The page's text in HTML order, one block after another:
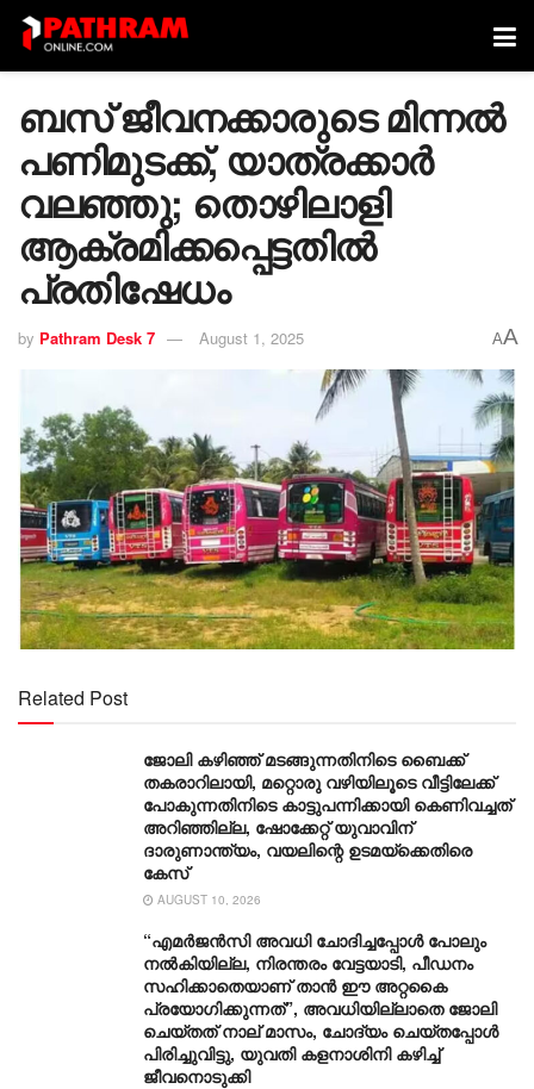
ബസ് ജീവനക്കാരുടെ മിന്നല്‍
പണിമുടക്ക്, യാത്രക്കാര്‍
വലഞ്ഞു; തൊഴിലാളി
ആക്രമിക്കപ്പെട്ടതിൽ
പ്രതിഷേധം
by Pathram Desk 7 August 1, 2025 AA
Related Post
ജോലി കഴിഞ്ഞ് മ‌ടങ്ങുന്നതിനിടെ ബൈക്ക്
തകരാറിലായി, മറ്റൊരു വഴിയിലൂടെ വീട്ടിലേക്ക്
പോകുന്നതിനിടെ കാട്ടുപന്നിക്കായി കെണിവച്ചത്
അറിഞ്ഞില്ല, ഷോക്കേറ്റ് യുവാവിന്
ദാരുണാന്ത്യം, വയലിന്റെ ഉടമയ്ക്കെതിരെ
കേസ്
AUGUST 10, 2026
“എമർജൻസി അവധി ചോദിച്ചപ്പോൾ പോലും
നല്‍കിയില്ല, നിരന്തരം വേട്ടയാടി, പീഡനം
സഹിക്കാതെയാണ് താൻ ഈ അറ്റകൈ
പ്രയോഗിക്കുന്നത്”, അവധിയില്ലാതെ ജോലി
ചെയ്തത് നാല് മാസം, ചോദ്യം ചെയ്തപ്പോള്‍
പിരിച്ചുവിട്ടു, യുവതി കളനാശിനി കഴിച്ച്
ജീവനൊടുക്കി